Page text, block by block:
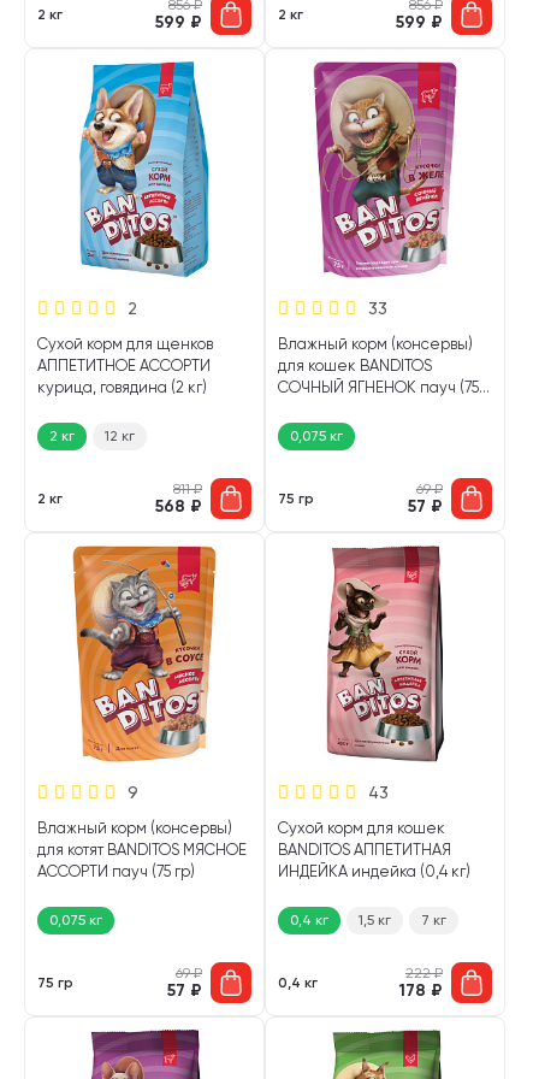
хвостатого бандита. И указан не просто его возраст,
а в том числе — характер, вкусы, страхи и симпатии!
2 кг
856₽
599 ₽ 2 кг
856₽
599 ₽
2
Сухой корм для щенков
АППЕТИТНОЕ АССОРТИ
курица, говядина (2 кг)
2 кг 12 кг
2 кг
811₽
568 ₽
33
Влажный корм (консервы)
для кошек BANDITOS
СОЧНЫЙ ЯГНЕНОК пауч (75
0,075 кг
75 гр
69₽
57 ₽
9
Влажный корм (консервы)
для котят BANDITOS МЯСНОЕ
АССОРТИ пауч (75 гр)
0,075 кг
75 гр
69₽
57 ₽
43
Сухой корм для кошек
BANDITOS АППЕТИТНАЯ
ИНДЕЙКА индейка (0,4 кг)
0,4 кг 1,5 кг 7 кг
0,4 кг
222₽
178 ₽